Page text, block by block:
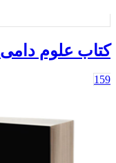
کتاب علوم دامی
159